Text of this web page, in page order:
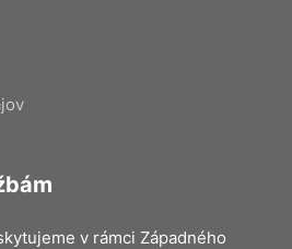
v rámci Západného